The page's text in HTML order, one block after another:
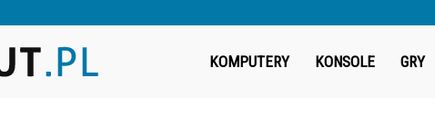
KOMPUTERY KONSOLE GRY